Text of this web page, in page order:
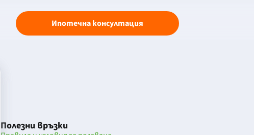
Ипотечна консултация
Полезни връзки